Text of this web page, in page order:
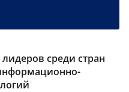
среди стран